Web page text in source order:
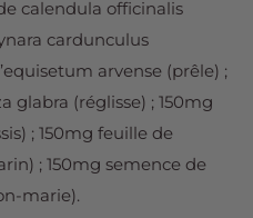
calendula officinalis
cardunculus
arvense (prêle) ;
glabra (réglisse) ; 150mg
; 150mg feuille de
; 150mg semence de
marie).